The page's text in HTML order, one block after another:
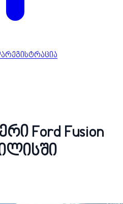
რეგისტრაცია
Ford Fusion